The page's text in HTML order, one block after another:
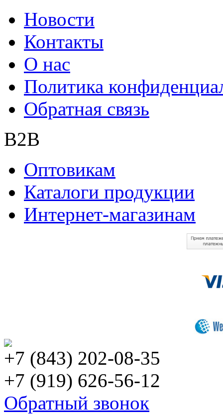
Новости
Контакты
О нас
Политика
Обратная связь
B2B
Оптовикам
Каталоги продукции
Интернет-магазинам
+7 (843) 202-08-35
+7 (919) 626-56-12
Обратный звонок